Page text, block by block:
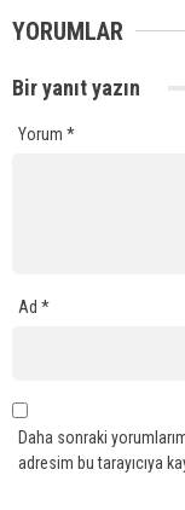
YORUMLAR
Bir yanıt yazın
Yorum *
Ad *
Daha sonraki
adresim bu tarayıcıya